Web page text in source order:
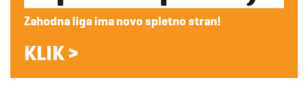
Zahodna liga ima novo spletno stran!
KLIK >